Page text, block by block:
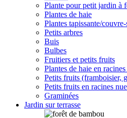
Plante pour petit jardin à
Plantes de haie
Plantes tapissante/
Petits arbres
Buis
Bulbes
Fruitiers et petits fruits
Plantes de haie en racines
Petits fruits (framboisier,
Petits fruits en racines
Graminées
Jardin sur terrasse